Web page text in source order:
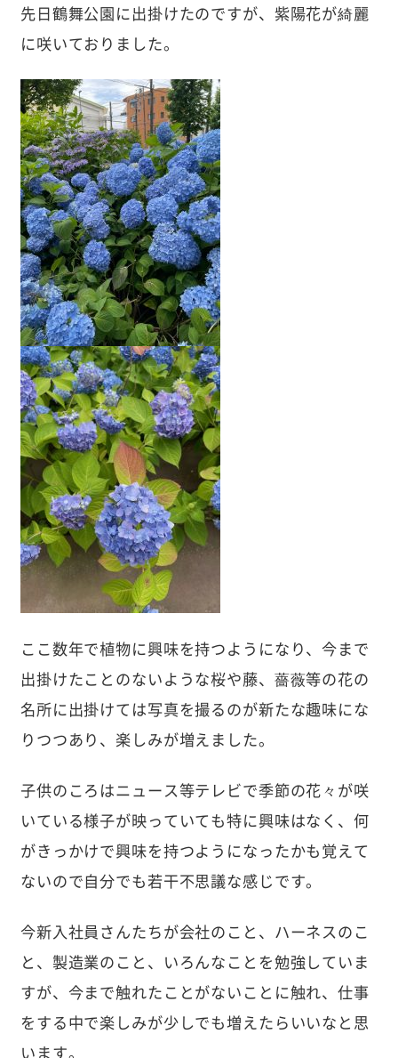
先日鶴舞公園に出掛けたのですが、紫陽花が綺麗
に咲いておりました。
ここ数年で植物に興味を持つようになり、今まで
出掛けたことのないような桜や藤、薔薇等の花の
名所に出掛けては写真を撮るのが新たな趣味にな
りつつあり、楽しみが増えました。
子供のころはニュース等テレビで季節の花々が咲
いている様子が映っていても特に興味はなく、何
がきっかけで興味を持つようになったかも覚えて
ないので自分でも若干不思議な感じです。
今新入社員さんたちが会社のこと、ハーネスのこ
と、製造業のこと、いろんなことを勉強していま
すが、今まで触れたことがないことに触れ、仕事
をする中で楽しみが少しでも増えたらいいなと思
います。